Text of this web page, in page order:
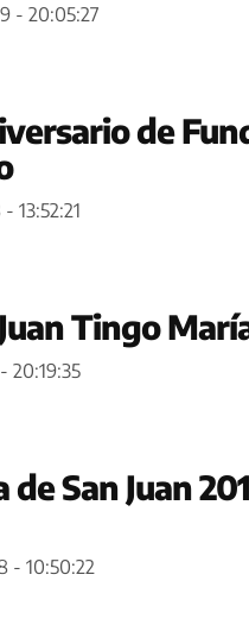
- 20:05:27
de
13:52:21
Tingo
20:19:35
San Juan
- 10:50:22